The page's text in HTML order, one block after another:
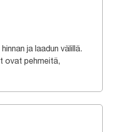
ja laadun välillä.
ovat pehmeitä,